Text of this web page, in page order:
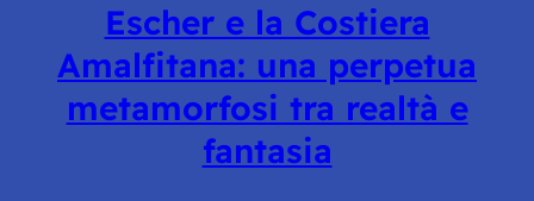
Escher e la Costiera
Amalfitana: una perpetua
metamorfosi tra realtà e
fantasia